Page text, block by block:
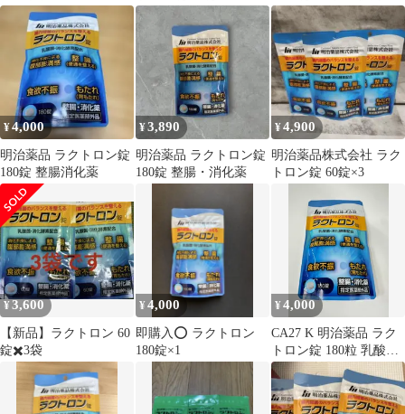
菌 バランスを整える
¥4,000
明治薬品 ラクトロン錠
180錠 整腸消化薬
¥3,890
明治薬品 ラクトロン錠
180錠 整腸・消化薬
¥4,900
明治薬品株式会社 ラク
トロン錠 60錠×3
¥3,600
【新品】ラクトロン 60
錠✖️3袋
¥4,000
即購入⭕️ ラクトロン
180錠×1
¥4,000
CA27 K 明治薬品 ラク
トロン錠 180粒 乳酸
菌・消化酵素配合 整腸
消化 サプリメント 180
錠●賞味期限：2026/11